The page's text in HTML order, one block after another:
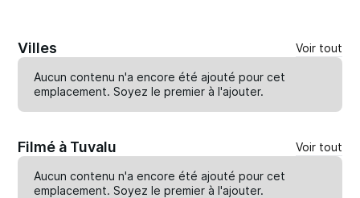
Villes Voir tout
Aucun contenu n'a encore été ajouté pour cet
emplacement. Soyez le premier àl'ajouter.
Filmé à Tuvalu Voir tout
Aucun contenu n'a encore été ajouté pour cet
emplacement. Soyez le premier àl'ajouter.